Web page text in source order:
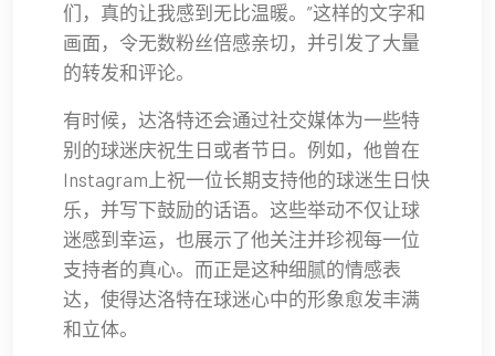
们，真的让我感到无比温暖。”这样的文字和
画面，令无数粉丝倍感亲切，并引发了大量
的转发和评论。
有时候，达洛特还会通过社交媒体为一些特
别的球迷庆祝生日或者节日。例如，他曾在
Instagram上祝一位长期支持他的球迷生日快
乐，并写下鼓励的话语。这些举动不仅让球
迷感到幸运，也展示了他关注并珍视每一位
支持者的真心。而正是这种细腻的情感表
达，使得达洛特在球迷心中的形象愈发丰满
和立体。